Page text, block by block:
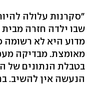
"סקרנות עלולה
שבו ילדה חזרה
מדוע היא לא רשומה
מאומצת. מבדיקה
בטבלת הנתונים של
הנעשה אין להשיב.